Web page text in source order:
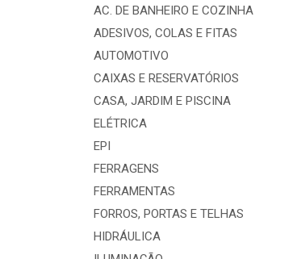
AC. DE BANHEIRO E COZINHA
ADESIVOS, COLAS E FITAS
AUTOMOTIVO
CAIXAS E RESERVATÓRIOS
CASA, JARDIM E PISCINA
ELÉTRICA
EPI
FERRAGENS
FERRAMENTAS
FORROS, PORTAS E TELHAS
HIDRÁULICA